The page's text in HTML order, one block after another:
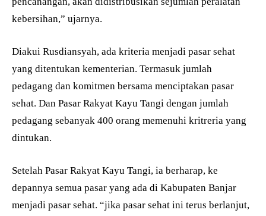
kebersihan,” ujarnya.
Diakui Rusdiansyah, ada kriteria menjadi pasar sehat
yang ditentukan kementerian. Termasuk jumlah
pedagang dan komitmen bersama menciptakan pasar
sehat. Dan Pasar Rakyat Kayu Tangi dengan jumlah
pedagang sebanyak 400 orang memenuhi kritreria yang
dintukan.
Setelah Pasar Rakyat Kayu Tangi, ia berharap, ke
depannya semua pasar yang ada di Kabupaten Banjar
menjadi pasar sehat. “jika pasar sehat ini terus berlanjut,